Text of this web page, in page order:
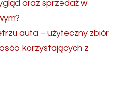
oraz sprzedaż w
auta – użyteczny zbiór
korzystających z